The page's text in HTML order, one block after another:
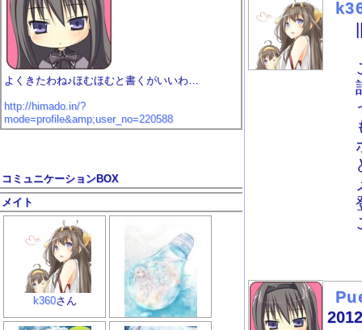
よくきたわね♪ほむほむと書くがいいわ…
http://himado.in/?
mode=profile&amp;user_no=220588
コミュニケーションBOX
メイト
k360さん